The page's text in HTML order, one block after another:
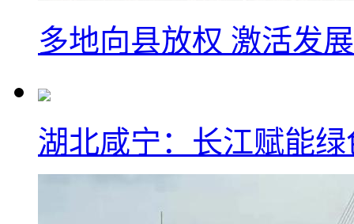
多地向县放权 激活发
湖北咸宁：长江赋能